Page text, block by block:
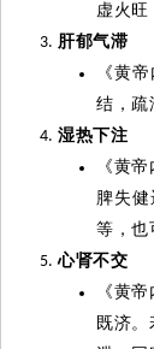
虚火旺
肝郁气滞
《黄
结，疏
湿热下注
《黄
脾失
等，也
心肾不交
《黄
既济